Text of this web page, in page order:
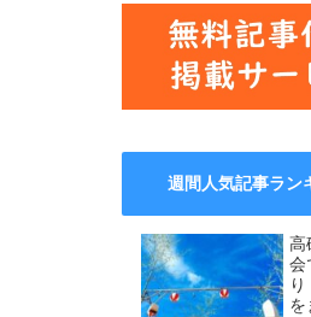
週間人気記事ラン
高
会
を